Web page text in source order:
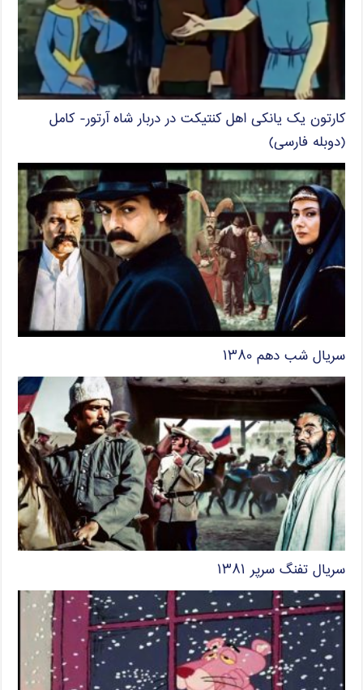
کارتون یک یانکی اهل کنتیکت در دربار شاه آرتور- کامل
(دوبله فارسی)
سریال شب دهم ۱۳۸۰
سریال تفنگ سرپر ۱۳۸۱